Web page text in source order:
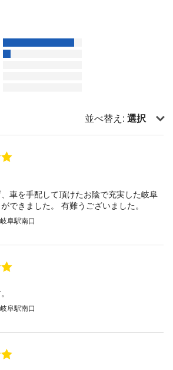
並べ替え: 選択
車を手配して頂けたお陰で充実した岐阜
できました。 有難うございました。
阜駅南口
阜駅南口